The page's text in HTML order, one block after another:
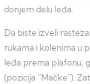
donjem delu leđa.
Da biste izveli
rukama i kolenima u
leđa prema plafonu,
(pozicija “Mačke”).